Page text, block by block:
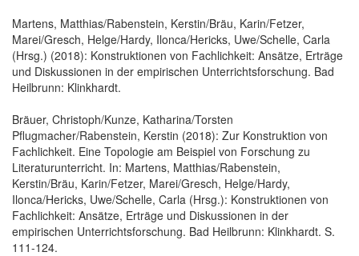
Martens, Matthias/Rabenstein, Kerstin/Bräu, Karin/Fetzer,
Marei/Gresch, Helge/Hardy, Ilonca/Hericks, Uwe/Schelle, Carla
(Hrsg.) (2018): Konstruktionen von Fachlichkeit: Ansätze, Erträge
und Diskussionen in der empirischen Unterrichtsforschung. Bad
Heilbrunn: Klinkhardt.
Bräuer, Christoph/Kunze, Katharina/Torsten
Pflugmacher/Rabenstein, Kerstin (2018): Zur Konstruktion von
Fachlichkeit. Eine Topologie am Beispiel von Forschung zu
Literaturunterricht. In: Martens, Matthias/Rabenstein,
Kerstin/Bräu, Karin/Fetzer, Marei/Gresch, Helge/Hardy,
Ilonca/Hericks, Uwe/Schelle, Carla (Hrsg.): Konstruktionen von
Fachlichkeit: Ansätze, Erträge und Diskussionen in der
empirischen Unterrichtsforschung. Bad Heilbrunn: Klinkhardt. S.
111-124.